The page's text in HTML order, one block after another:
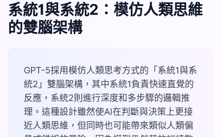
系統1與系統2：模仿人類思維
的雙腦架構
GPT-5採用模仿人類思考方式的「系統1與系
統2」雙腦架構，其中系統1負責快速直覺的
反應，系統2則進行深度和多步驟的邏輯推
理。這種設計雖然使AI在判斷與決策上更接
近人類思維，但同時也可能帶來類似人類偏